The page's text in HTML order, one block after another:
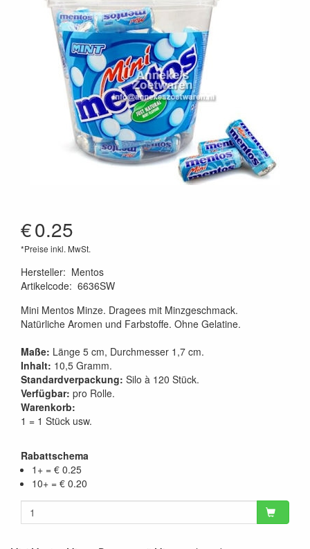
€0.25
*Preise inkl. MwSt.
Hersteller: Mentos
Artikelcode: 6636SW
Mini Mentos Minze. Dragees mit Minzgeschmack.
Natürliche Aromen und Farbstoffe. Ohne Gelatine.
Maße: Länge 5 cm, Durchmesser 1,7 cm.
Inhalt: 10,5 Gramm.
Standardverpackung: Silo à 120 Stück.
Verfügbar: pro Rolle.
Warenkorb:
1 = 1 Stück usw.
Rabattschema
1+ = € 0.25
10+ = € 0.20